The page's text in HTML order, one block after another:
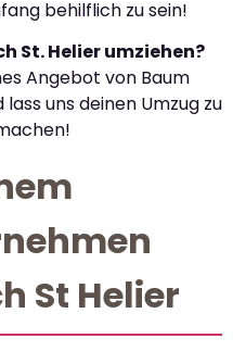
behilflich zu sein!
St. Helier umziehen?
Angebot von Baum
uns deinen Umzug zu
St Helier